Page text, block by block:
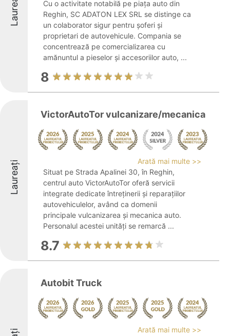
Laureați
Cu o activitate notabilă pe piața auto din
Reghin, SC ADATON LEX SRL se distinge ca
un colaborator sigur pentru șoferi și
proprietari de autovehicule. Compania se
concentrează pe comercializarea cu
amănuntul a pieselor și accesoriilor auto, ...
8
Laureați
VictorAutoTor vulcanizare/mecanica
Arată mai multe >>
Situat pe Strada Apalinei 30, în Reghin,
centrul auto VictorAutoTor oferă servicii
integrate dedicate întreținerii și reparațiilor
autovehiculelor, având ca domenii
principale vulcanizarea și mecanica auto.
Personalul acestei unități se remarcă ...
8.7
Autobit Truck
Arată mai multe >>